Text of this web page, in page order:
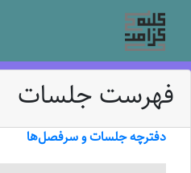
فهرست جلسات
دفترچه جلسات و سرفصل‌ها